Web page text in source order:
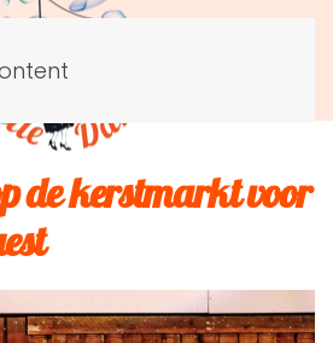
de kerstmarkt voor